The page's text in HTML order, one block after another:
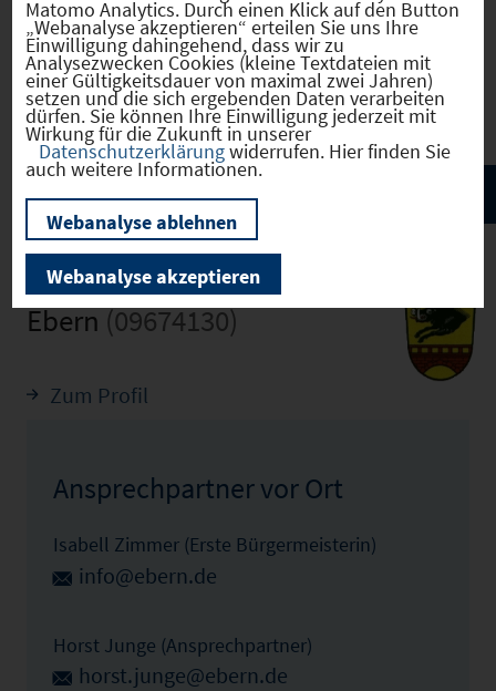
Infrastruktur
Ebern(09674130)
Zum Profil
Ansprechpartner vor Ort
Isabell Zimmer (Erste Bürgermeisterin)
info@ebern.de
Horst Junge (Ansprechpartner)
horst.junge@ebern.de
Matomo Analytics. Durch einen Klick auf den Button
„Webanalyse akzeptieren“ erteilen Sie uns Ihre
Einwilligung dahingehend, dass wir zu
Analysezwecken Cookies (kleine Textdateien mit
einer Gültigkeitsdauer von maximal zwei Jahren)
setzen und die sich ergebenden Daten verarbeiten
dürfen. Sie können Ihre Einwilligung jederzeit mit
Wirkung für die Zukunft in unserer
Datenschutzerklärungwiderrufen. Hier finden Sie
auch weitere Informationen.
Webanalyse ablehnen
Webanalyse akzeptieren